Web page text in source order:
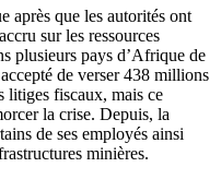
après que les autorités ont
sur les ressources
plusieurs pays d’Afrique de
de verser 438 millions
litiges fiscaux, mais ce
la crise. Depuis, la
de ses employés ainsi
minières.